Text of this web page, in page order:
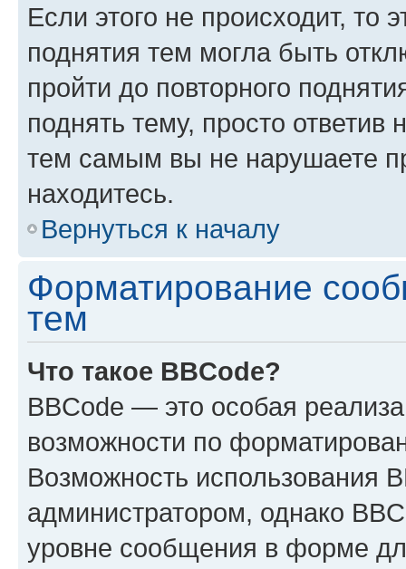
Если этого не происходит, то
поднятия тем могла быть
пройти до повторного
поднять тему, просто ответив
тем самым вы не нарушаете
находитесь.
Вернуться к началу
Форматирование
тем
Что такое BBCode?
BBCode — это особая
возможности по
Возможность использования
администратором, однако
уровне сообщения в форме